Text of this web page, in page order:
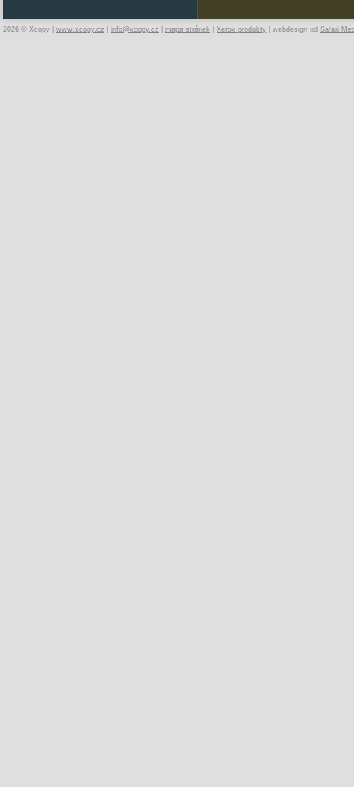
2026 © Xcopy | www.xcopy.cz info@xcopy.cz mapa stránek Xerox produkty | webdesign od Safari